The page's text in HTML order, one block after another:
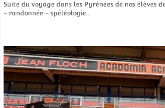
Suite du voyage dans les Pyrénées de nos élèves
– randonnée – spéléologie…